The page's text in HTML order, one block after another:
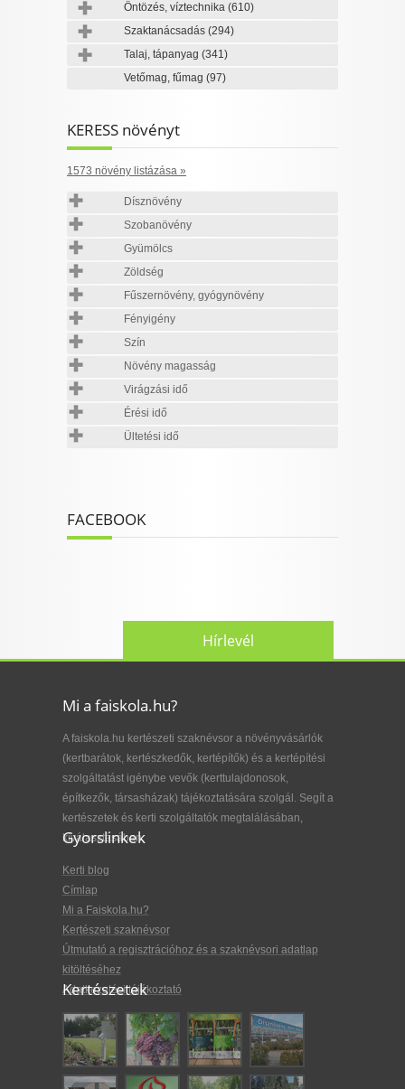
Öntözés, víztechnika (610)
Szaktanácsadás (294)
Talaj, tápanyag (341)
Vetőmag, fűmag (97)
KERESS növényt
1573 növény listázása »
Dísznövény
Szobanövény
Gyümölcs
Zöldség
Fűszernövény, gyógynövény
Fényigény
Szín
Növény magasság
Virágzási idő
Érési idő
Ültetési idő
FACEBOOK
Hírlevél
Mi a faiskola.hu?
A faiskola.hu kertészeti szaknévsor a növényvásárlók
(kertbarátok, kertészkedők, kertépítők) és a kertépítési
szolgáltatást igénybe vevők (kerttulajdonosok,
építkezők, társasházak) tájékoztatására szolgál. Segít a
kertészetek és kerti szolgáltatók megtalálásában,
kiválasztásában.
Gyorslinkek
Kerti blog
Címlap
Mi a Faiskola.hu?
Kertészeti szaknévsor
Útmutató a regisztrációhoz és a szaknévsori adatlap
kitöltéséhez
Adatkezelési tájékoztató
Kertészetek